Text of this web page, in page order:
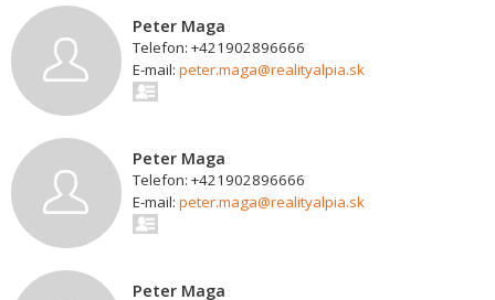
Peter Maga
Telefon: +421902896666
E-mail: peter.maga@realityalpia.sk
Peter Maga
Telefon: +421902896666
E-mail: peter.maga@realityalpia.sk
Peter Maga